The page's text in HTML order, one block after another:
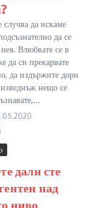
случва да искаме
да се
Влюбвате се в
да си прекарвате
да издържите дори
нещо се
дали сте
над
ниво